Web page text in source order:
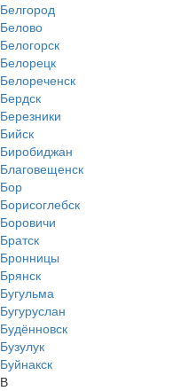
Белгород
Белово
Белогорск
Белорецк
Белореченск
Бердск
Березники
Бийск
Биробиджан
Благовещенск
Бор
Борисоглебск
Боровичи
Братск
Бронницы
Брянск
Бугульма
Бугуруслан
Будённовск
Бузулук
Буйнакск
В